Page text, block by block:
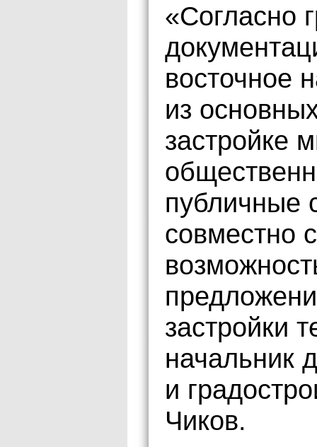
«Согласно
восточное
из
застройке
публичные
совместно
застройки
начальник
и
Чиков.